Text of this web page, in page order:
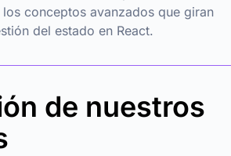
conceptos avanzados que giran
del estado en React.
de nuestros